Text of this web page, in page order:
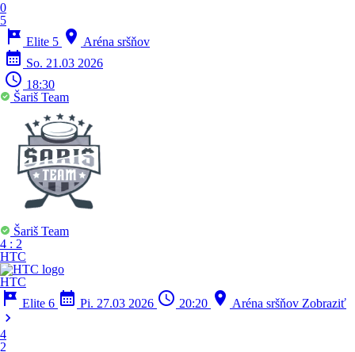
0
5
tour Elite 5 location_on Aréna sršňov
calendar_month So. 21.03 2026
schedule 18:30
Šariš Team
Šariš Team
4 : 2
HTC
HTC
tour Elite 6 calendar_month Pi. 27.03 2026 schedule 20:20 location_on Aréna sršňov Zobraziť
chevron_right
4
2